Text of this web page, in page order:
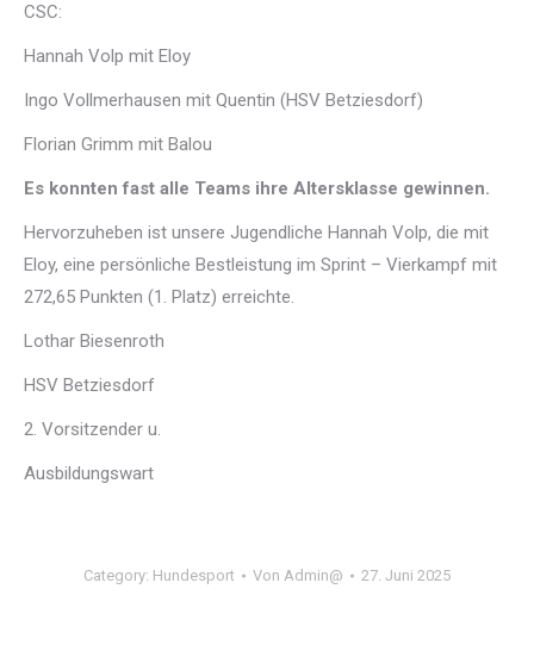
CSC:
Hannah Volp mit Eloy
Ingo Vollmerhausen mit Quentin (HSV Betziesdorf)
Florian Grimm mit Balou
Es konnten fast alle Teams ihre Altersklasse gewinnen.
Hervorzuheben ist unsere Jugendliche Hannah Volp, die mit
Eloy, eine persönliche Bestleistung im Sprint – Vierkampf mit
272,65 Punkten (1. Platz) erreichte.
Lothar Biesenroth
HSV Betziesdorf
2. Vorsitzender u.
Ausbildungswart
Category: Hundesport Von Admin@ 27. Juni 2025